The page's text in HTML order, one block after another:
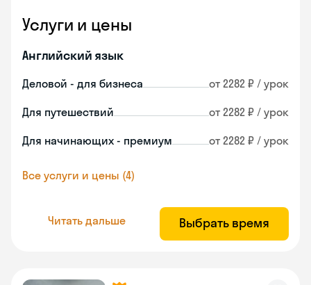
Услуги и цены
Английский язык
Деловой - для бизнеса от 2282 ₽ / урок
Для путешествий от 2282 ₽ / урок
Для начинающих - премиум от 2282 ₽ / урок
Все услуги и цены (4)
Читать дальше Выбрать время